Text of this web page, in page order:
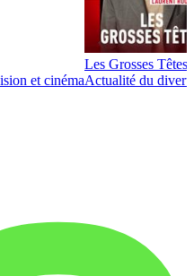
et cinéma
Les Grosses Têtes
Actualité du